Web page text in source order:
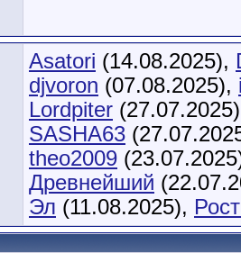
Asatori (14.08.2025),
djvoron (07.08.2025),
Lordpiter
SASHA63
theo2009
Древнейший
Эл (11.08.2025),